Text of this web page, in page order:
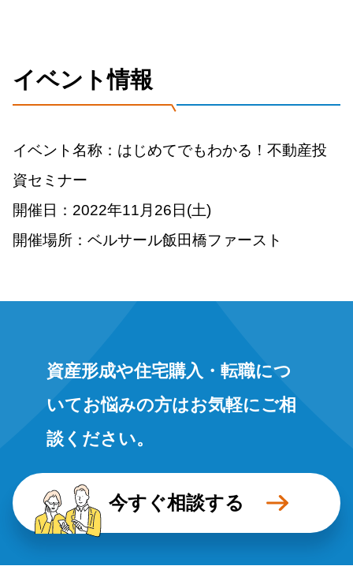
イベント情報
イベント名称：はじめてでもわかる！不動産投
資セミナー
開催日：2022年11月26日(土)
開催場所：ベルサール飯田橋ファースト
資産形成や住宅購入・転職につ
いてお悩みの方はお気軽にご相
談ください。
今すぐ相談する